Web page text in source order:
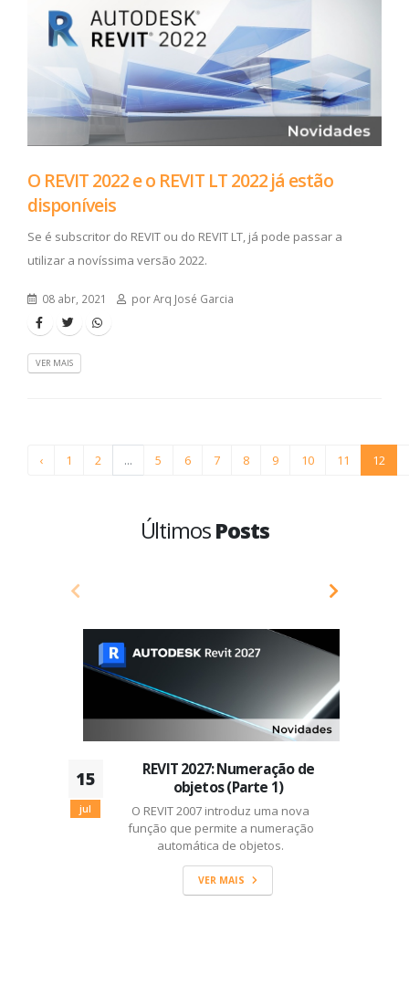
O REVIT 2022 e o REVIT LT 2022 já estão
disponíveis
Se é subscritor do REVIT ou do REVIT LT, já pode passar a
utilizar a novíssima versão 2022.
08 abr, 2021 por Arq José Garcia
VER MAIS
‹ 1 2 ... 5 6 7 8 9 10 11 12
ÚltimosPosts
15
jul
REVIT 2027: Numeração de
objetos (Parte 1)
O REVIT 2007 introduz uma nova
função que permite a numeração
automática de objetos.
VER MAIS